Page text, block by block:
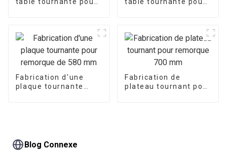
Fabrication d'une
plaque tournante
Fabrication de
plateau tournant pour
Blog Connexe